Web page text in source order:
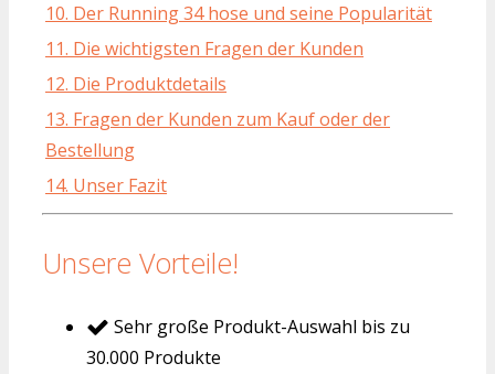
10. Der Running 34 hose und seine Popularität
11. Die wichtigsten Fragen der Kunden
12. Die Produktdetails
13. Fragen der Kunden zum Kauf oder der
Bestellung
14. Unser Fazit
Unsere Vorteile!
Sehr große Produkt-Auswahl bis zu
30.000 Produkte